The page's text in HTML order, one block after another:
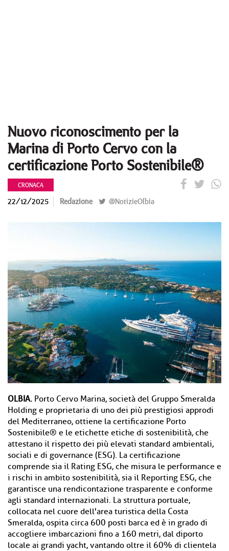
Nuovo riconoscimento per la
Marina di Porto Cervo con la
certificazione Porto Sostenibile®
CRONACA
22/12/2025 Redazione @NotizieOlbia
OLBIA. Porto Cervo Marina, società del Gruppo Smeralda
Holding e proprietaria di uno dei più prestigiosi approdi
del Mediterraneo, ottiene la certificazione Porto
Sostenibile® e le etichette etiche di sostenibilità, che
attestano il rispetto dei più elevati standard ambientali,
sociali e di governance (ESG). La certificazione
comprende sia il Rating ESG, che misura le performance e
i rischi in ambito sostenibilità, sia il Reporting ESG, che
garantisce una rendicontazione trasparente e conforme
agli standard internazionali. La struttura portuale,
collocata nel cuore dell'area turistica della Costa
Smeralda, ospita circa 600 posti barca ed è in grado di
accogliere imbarcazioni fino a 160 metri, dal diporto
locale ai grandi yacht, vantando oltre il 60% di clientela